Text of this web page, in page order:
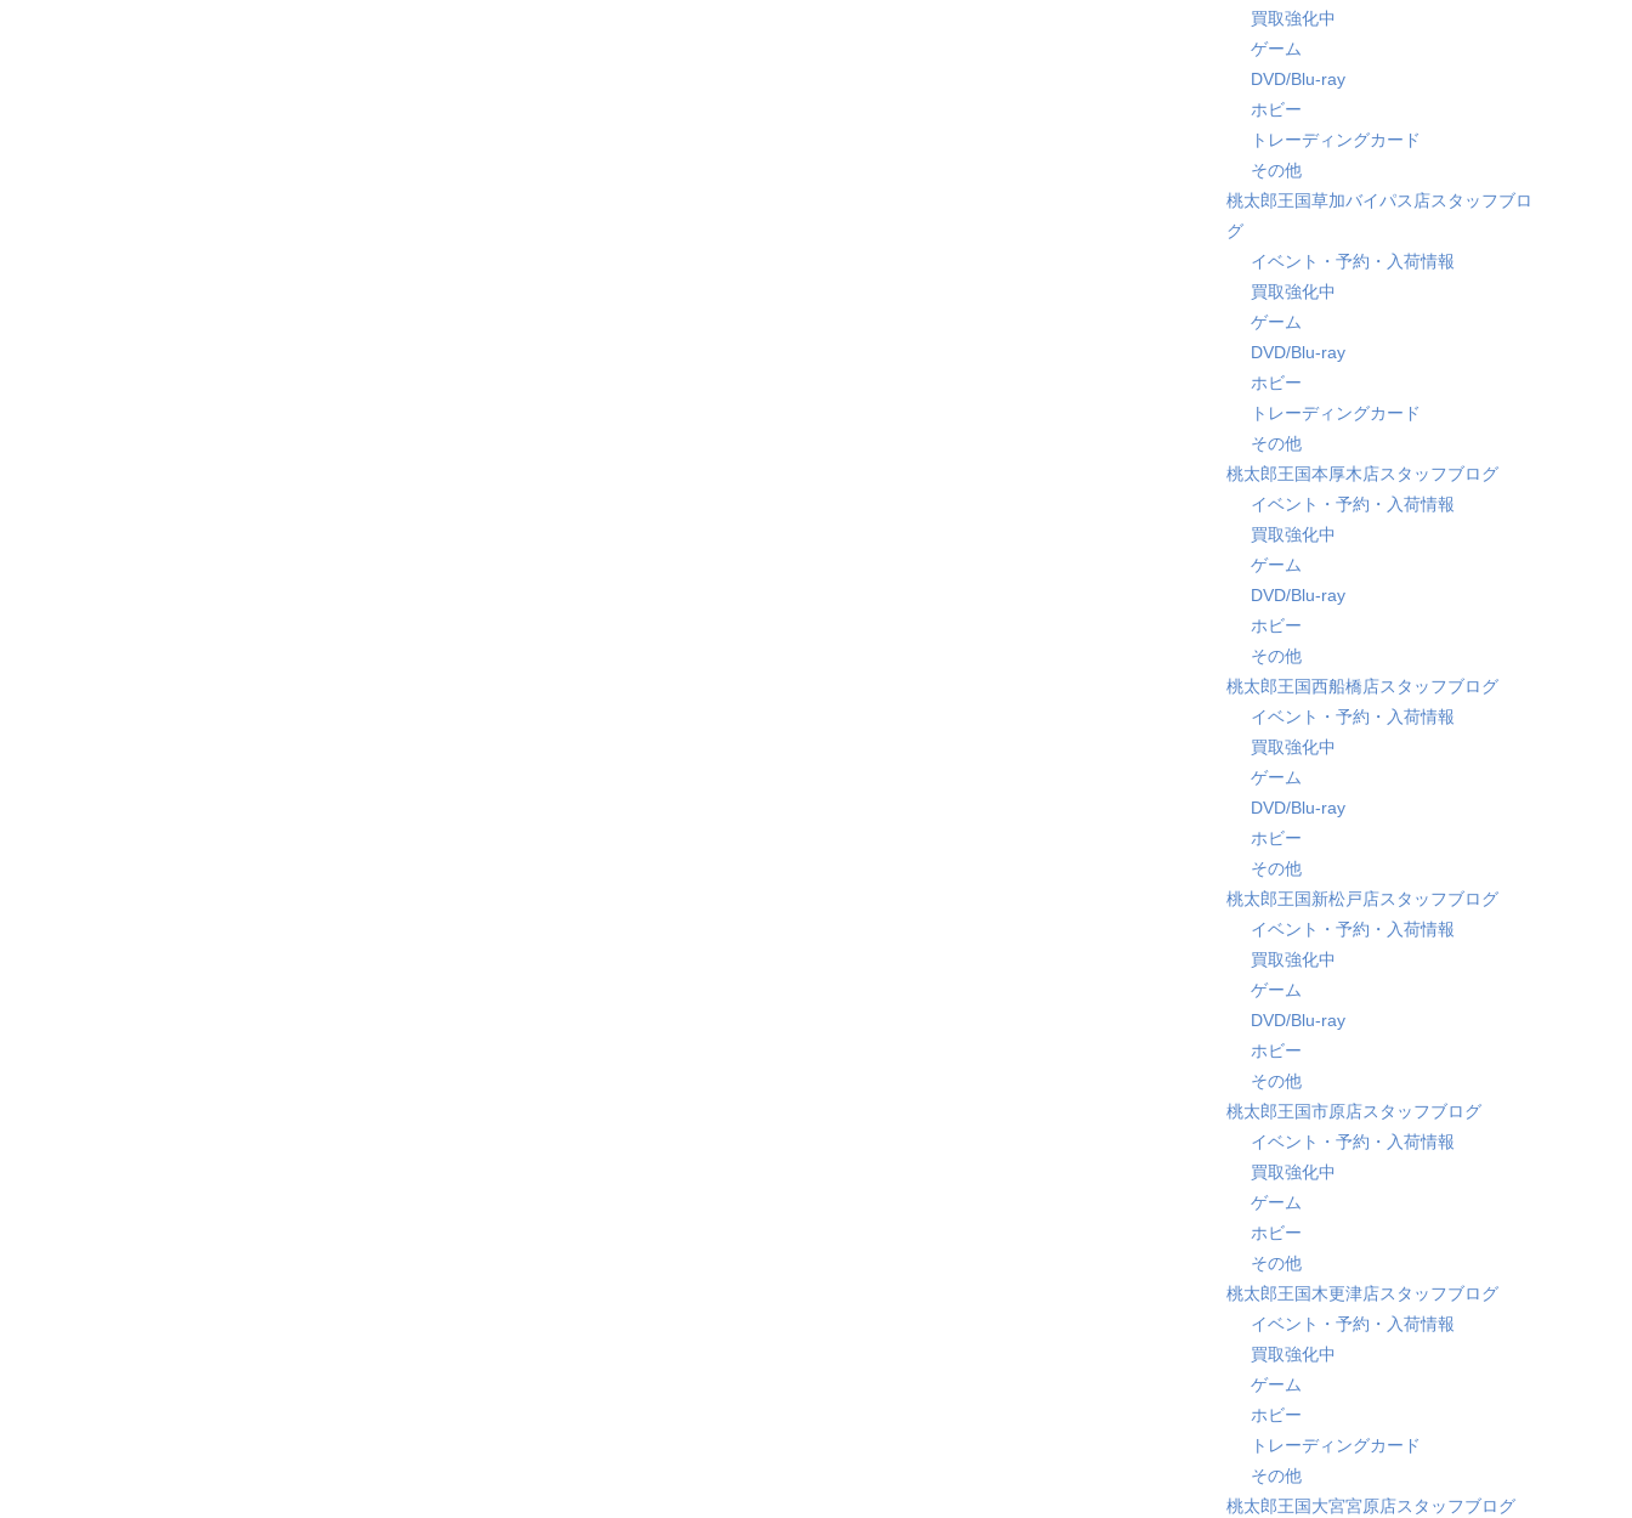
買取強化中
ゲーム
DVD/Blu-ray
ホビー
トレーディングカード
その他
桃太郎王国草加バイパス店スタッフブロ
グ
イベント・予約・入荷情報
買取強化中
ゲーム
DVD/Blu-ray
ホビー
トレーディングカード
その他
桃太郎王国本厚木店スタッフブログ
イベント・予約・入荷情報
買取強化中
ゲーム
DVD/Blu-ray
ホビー
その他
桃太郎王国西船橋店スタッフブログ
イベント・予約・入荷情報
買取強化中
ゲーム
DVD/Blu-ray
ホビー
その他
桃太郎王国新松戸店スタッフブログ
イベント・予約・入荷情報
買取強化中
ゲーム
DVD/Blu-ray
ホビー
その他
桃太郎王国市原店スタッフブログ
イベント・予約・入荷情報
買取強化中
ゲーム
ホビー
その他
桃太郎王国木更津店スタッフブログ
イベント・予約・入荷情報
買取強化中
ゲーム
ホビー
トレーディングカード
その他
桃太郎王国大宮宮原店スタッフブログ